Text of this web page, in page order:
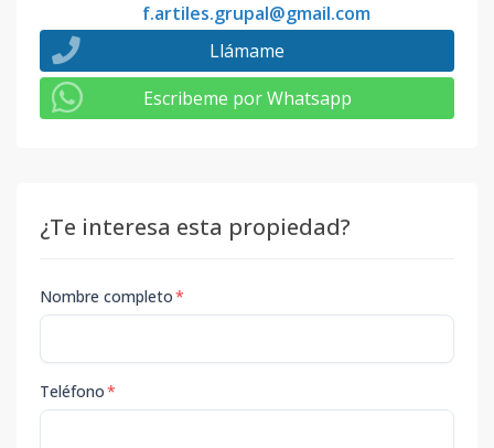
f.artiles.grupal@gmail.com
Llámame
Escribeme por Whatsapp
¿Te interesa esta propiedad?
Nombre completo*
Teléfono*